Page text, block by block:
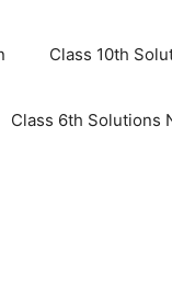
Class 10th
Class 6th Solutions